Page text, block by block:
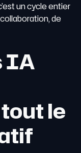
un cycle entier
de
IA
le